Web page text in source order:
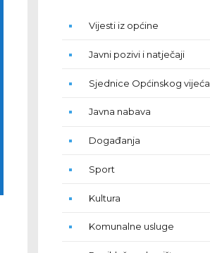
Vijesti iz općine
Javni pozivi i natječaji
Sjednice Općinskog vijeća
Javna nabava
Događanja
Sport
Kultura
Komunalne usluge